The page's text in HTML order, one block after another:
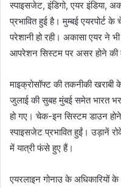
स्पाइसजेट, इंडिगो, एयर इंडिया,
प्रभावित हुई है। मुम्बई एयरपोर्ट
परेशानी हो रही। अकासा एयर ने
आपरेशन सिस्टम पर असर होने की
माइक्रोसॉफ्ट की तकनीकी खराबी
जुलाई की सुबह मुंबई समेत भारत
हो गए। चेक-इन सिस्टम डाउन
स्पाइसजेट प्रभावित हुईं। उड़ानें
में यात्री फंसे हुए हैं।
एयरलाइन गोनाउ के